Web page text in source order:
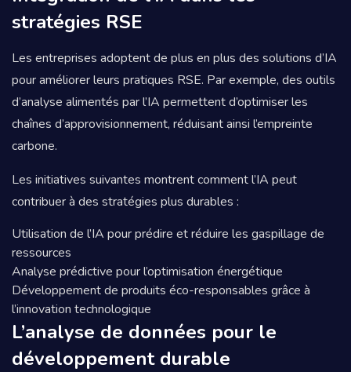
stratégies RSE
Les entreprises adoptent de plus en plus des solutions d’IA
pour améliorer leurs pratiques RSE. Par exemple, des outils
d’analyse alimentés par l’IA permettent d’optimiser les
chaînes d’approvisionnement, réduisant ainsi l’empreinte
carbone.
Les initiatives suivantes montrent comment l’IA peut
contribuer à des stratégies plus durables :
Utilisation de l’IA pour prédire et réduire les gaspillage de
ressources
Analyse prédictive pour l’optimisation énergétique
Développement de produits éco-responsables grâce à
l’innovation technologique
L’analyse de données pour le
développement durable